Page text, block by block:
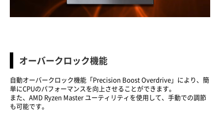
オーバークロック機能
自動オーバークロック機能「Precision Boost Overdrive」により、簡
単にCPUのパフォーマンスを向上させることができます。
また、AMD Ryzen Master ユーティリティを使用して、手動での調節
も可能です。